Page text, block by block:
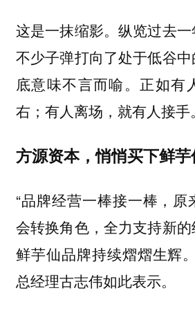
这是一抹缩影。纵览过去一
不少子弹打向了处于低谷
底意味不言而喻。正如有
右；有人离场，就有人接手。
方源资本，悄悄买下鲜芋
“品牌经营一棒接一棒，
会转换角色，全力支持新
鲜芋仙品牌持续熠熠生辉
总经理古志伟如此表示。